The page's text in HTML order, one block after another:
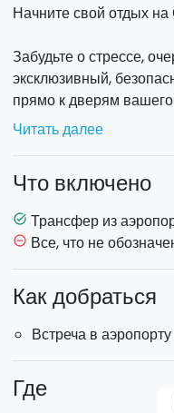
Начните свой отдых
Забудьте о стрессе,
эксклюзивный,
прямо к дверям
современных
Трансфер туда и
Обеспечьте себе
Забронируйте
Читать далее
Что включено
task_alt Трансфер из
remove_circle_outline Все, что не
Как добраться
Встреча в
Где